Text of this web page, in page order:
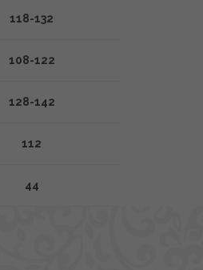
118-132
108-122
128-142
112
44